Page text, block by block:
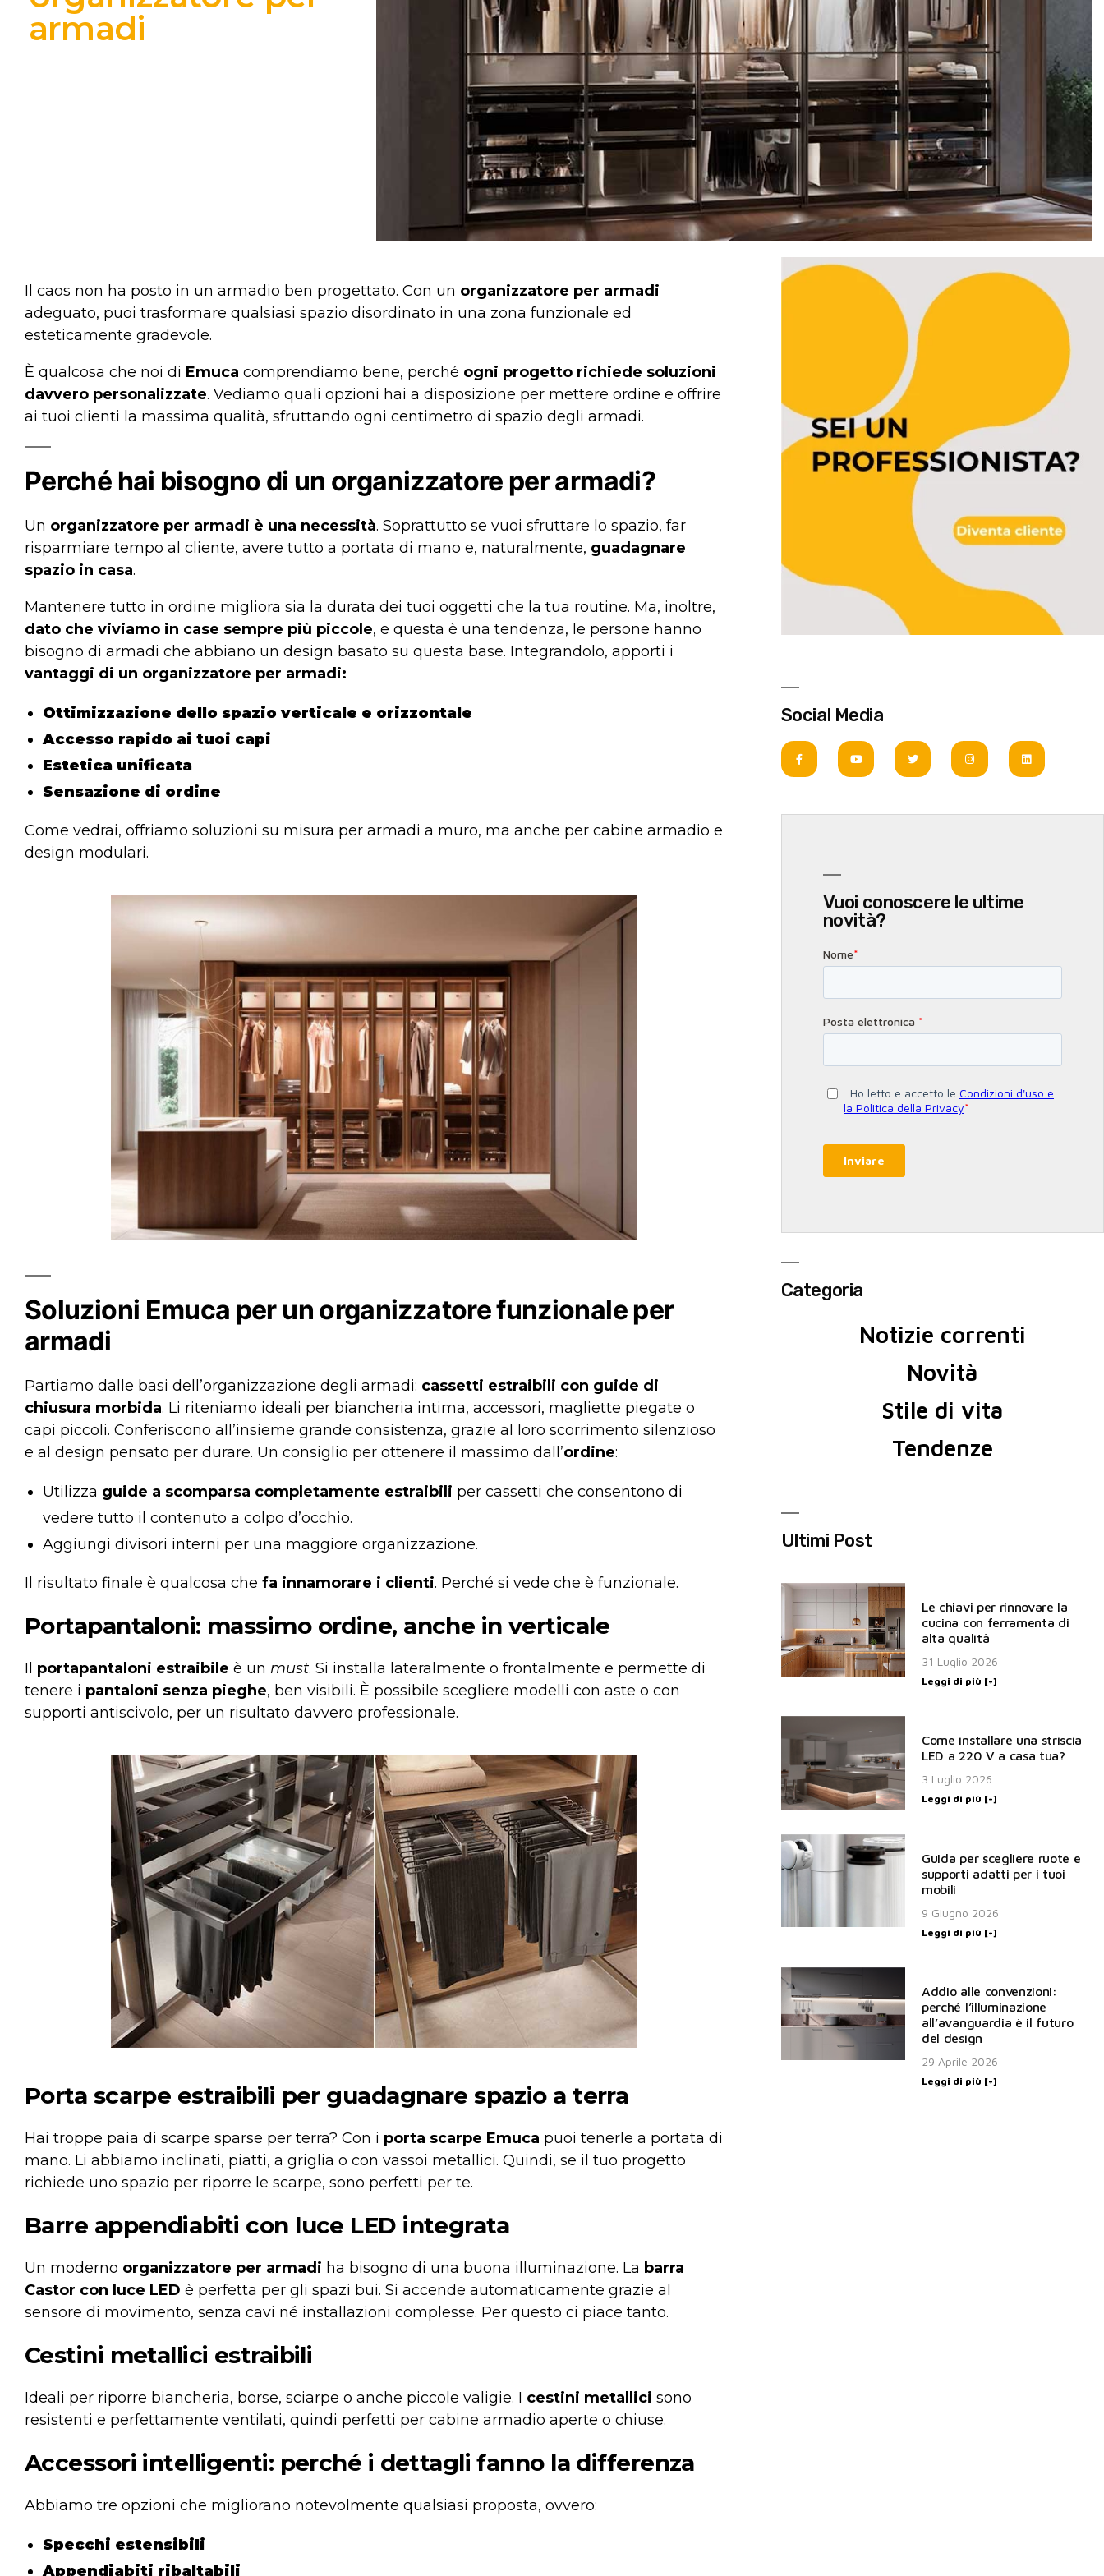
armadi
Il caos non ha posto in un armadio ben progettato. Con un organizzatore per armadi
adeguato, puoi trasformare qualsiasi spazio disordinato in una zona funzionale ed
esteticamente gradevole.
È qualcosa che noi di Emuca comprendiamo bene, perché ogni progetto richiede soluzioni
davvero personalizzate. Vediamo quali opzioni hai a disposizione per mettere ordine e offrire
ai tuoi clienti la massima qualità, sfruttando ogni centimetro di spazio degli armadi.
Perché hai bisogno di un organizzatore per armadi?
Un organizzatore per armadi è una necessità. Soprattutto se vuoi sfruttare lo spazio, far
risparmiare tempo al cliente, avere tutto a portata di mano e, naturalmente, guadagnare
spazio in casa.
Mantenere tutto in ordine migliora sia la durata dei tuoi oggetti che la tua routine. Ma, inoltre,
dato che viviamo in case sempre più piccole, e questa è una tendenza, le persone hanno
bisogno di armadi che abbiano un design basato su questa base. Integrandolo, apporti i
vantaggi di un organizzatore per armadi:
Ottimizzazione dello spazio verticale e orizzontale
Accesso rapido ai tuoi capi
Estetica unificata
Sensazione di ordine
Come vedrai, offriamo soluzioni su misura per armadi a muro, ma anche per cabine armadio e
design modulari.
Soluzioni Emuca per un organizzatore funzionale per
armadi
Partiamo dalle basi dell’organizzazione degli armadi: cassetti estraibili con guide di
chiusura morbida. Li riteniamo ideali per biancheria intima, accessori, magliette piegate o
capi piccoli. Conferiscono all’insieme grande consistenza, grazie al loro scorrimento silenzioso
e al design pensato per durare. Un consiglio per ottenere il massimo dall’ordine:
Utilizza guide a scomparsa completamente estraibili per cassetti che consentono di
vedere tutto il contenuto a colpo d’occhio.
Aggiungi divisori interni per una maggiore organizzazione.
Il risultato finale è qualcosa che fa innamorare i clienti. Perché si vede che è funzionale.
Portapantaloni: massimo ordine, anche in verticale
Il portapantaloni estraibile è un must. Si installa lateralmente o frontalmente e permette di
tenere i pantaloni senza pieghe, ben visibili. È possibile scegliere modelli con aste o con
supporti antiscivolo, per un risultato davvero professionale.
Porta scarpe estraibili per guadagnare spazio a terra
Hai troppe paia di scarpe sparse per terra? Con i porta scarpe Emuca puoi tenerle a portata di
mano. Li abbiamo inclinati, piatti, a griglia o con vassoi metallici. Quindi, se il tuo progetto
richiede uno spazio per riporre le scarpe, sono perfetti per te.
Barre appendiabiti con luce LED integrata
Un moderno organizzatore per armadi ha bisogno di una buona illuminazione. La barra
Castor con luce LED è perfetta per gli spazi bui. Si accende automaticamente grazie al
sensore di movimento, senza cavi né installazioni complesse. Per questo ci piace tanto.
Cestini metallici estraibili
Ideali per riporre biancheria, borse, sciarpe o anche piccole valigie. I cestini metallici sono
resistenti e perfettamente ventilati, quindi perfetti per cabine armadio aperte o chiuse.
Accessori intelligenti: perché i dettagli fanno la differenza
Abbiamo tre opzioni che migliorano notevolmente qualsiasi proposta, ovvero:
Specchi estensibili
Appendiabiti ribaltabili
Social Media
Vuoi conoscere le ultime
novità?
Categoria
Notizie correnti
Novità
Stile di vita
Tendenze
Ultimi Post
Le chiavi per rinnovare la
cucina con ferramenta di
alta qualità
31 Luglio 2026
Leggi di più [+]
Come installare una striscia
LED a 220 V a casa tua?
3 Luglio 2026
Leggi di più [+]
Guida per scegliere ruote e
supporti adatti per i tuoi
mobili
9 Giugno 2026
Leggi di più [+]
Addio alle convenzioni:
perché l’illuminazione
all’avanguardia è il futuro
del design
29 Aprile 2026
Leggi di più [+]